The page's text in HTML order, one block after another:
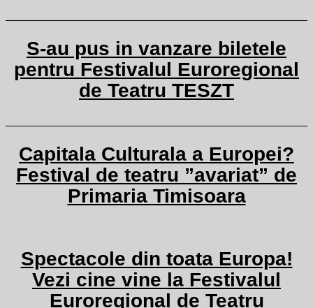
S-au pus in vanzare biletele
pentru Festivalul Euroregional
de Teatru TESZT
Capitala Culturala a Europei?
Festival de teatru ”avariat” de
Primaria Timisoara
Spectacole din toata Europa!
Vezi cine vine la Festivalul
Euroregional de Teatru